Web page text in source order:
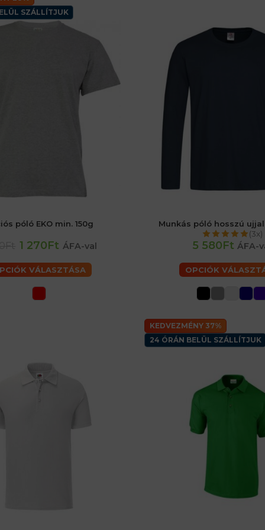
SZÁLLÍTJUK
46 (S) férfiaké
póló EKO min. 150g
1 270Ft ÁFA-val
VÁLASZTÁSA
46 (S) férfiaké 48 (M) férfiaké
56 (XL) férfiaké
60 (2XL)
Munkás póló hosszú ujjal
(3x)
5 580Ft ÁFA-
OPCIÓK
KEDVEZMÉNY 37%
24 ÓRÁN BELÜL SZÁLLÍTJUK